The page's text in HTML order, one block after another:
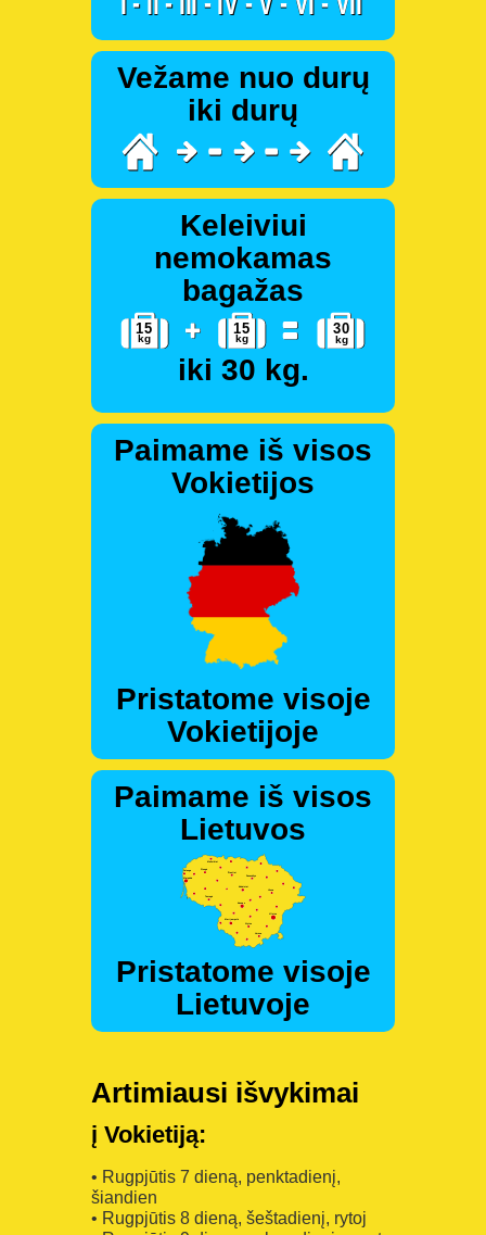
Vežame nuo durų
iki durų
Keleiviui
nemokamas
bagažas
iki 30 kg.
Paimame iš visos
Vokietijos
Pristatome visoje
Vokietijoje
Paimame iš visos
Lietuvos
Pristatome visoje
Lietuvoje
Artimiausi išvykimai
į Vokietiją:
• Rugpjūtis 7 dieną, penktadienį,
šiandien
• Rugpjūtis 8 dieną, šeštadienį, rytoj